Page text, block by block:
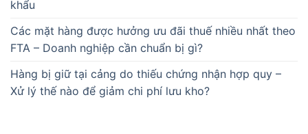
khẩu
Các mặt hàng được hưởng ưu đãi thuế nhiều nhất theo
FTA – Doanh nghiệp cần chuẩn bị gì?
Hàng bị giữ tại cảng do thiếu chứng nhận hợp quy –
Xử lý thế nào để giảm chi phí lưu kho?